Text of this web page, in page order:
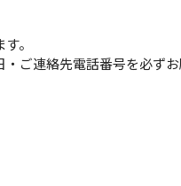
。
ご連絡先電話番号を必ず